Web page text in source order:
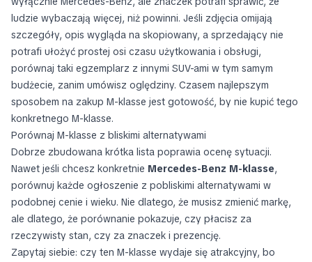
ludzie wybaczają więcej, niż powinni. Jeśli zdjęcia omijają
szczegóły, opis wygląda na skopiowany, a sprzedający nie
potrafi ułożyć prostej osi czasu użytkowania i obsługi,
porównaj taki egzemplarz z innymi SUV-ami w tym samym
budżecie, zanim umówisz oględziny. Czasem najlepszym
sposobem na zakup M-klasse jest gotowość, by nie kupić tego
konkretnego M-klasse.
Porównaj M-klasse z bliskimi alternatywami
Dobrze zbudowana krótka lista poprawia ocenę sytuacji.
Nawet jeśli chcesz konkretnie Mercedes-Benz M-klasse,
porównuj każde ogłoszenie z pobliskimi alternatywami w
podobnej cenie i wieku. Nie dlatego, że musisz zmienić markę,
ale dlatego, że porównanie pokazuje, czy płacisz za
rzeczywisty stan, czy za znaczek i prezencję.
Zapytaj siebie: czy ten M-klasse wydaje się atrakcyjny, bo